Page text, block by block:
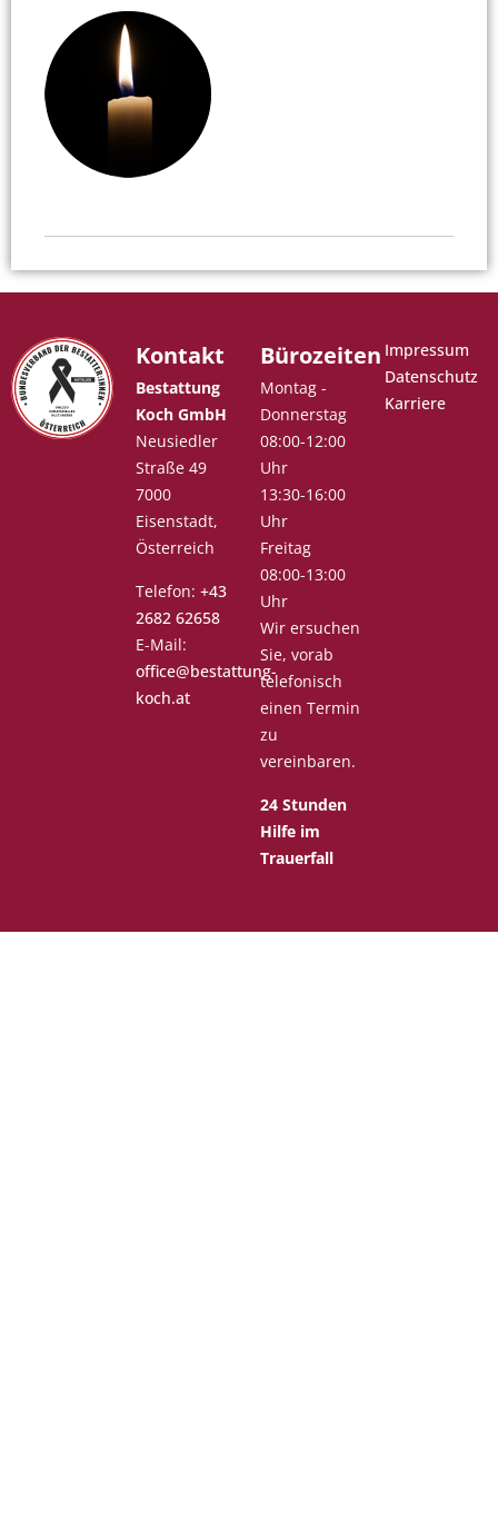
Kontakt
Bestattung
Koch GmbH
Neusiedler
Straße 49
7000
Eisenstadt,
Österreich
Telefon: +43
2682 62658
E-Mail:
office@bestattung-
koch.at
Bürozeiten
Montag -
Donnerstag
08:00-12:00
Uhr
13:30-16:00
Uhr
Freitag
08:00-13:00
Uhr
Wir ersuchen
Sie, vorab
telefonisch
einen Termin
zu
vereinbaren.
24 Stunden
Hilfe im
Trauerfall
Impressum
Datenschutz
Karriere